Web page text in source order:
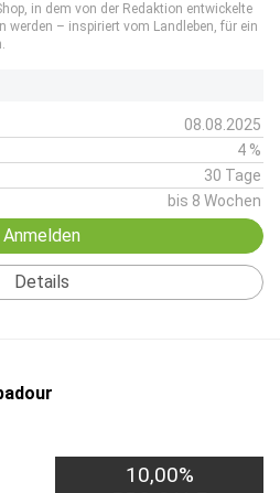
in dem von der Redaktion entwickelte
werden – inspiriert vom Landleben, für ein
08.08.2025
4 %
30 Tage
bis 8 Wochen
Anmelden
Details
10,00%